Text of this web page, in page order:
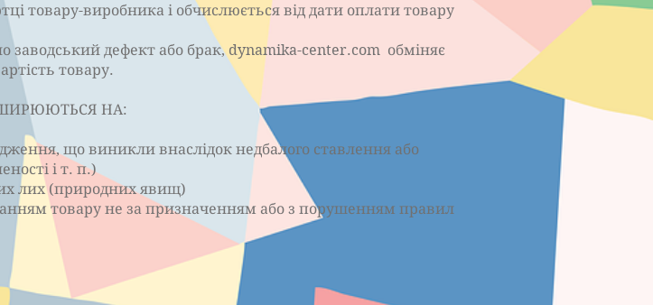
товару-виробника і обчислюється від дати оплати товару
заводський дефект або брак, dynamika-center.com обміняє
товару.
НА:
що виникли внаслідок недбалого ставлення або
і т. п.)
лих (природних явищ)
товару не за призначенням або з порушенням правил